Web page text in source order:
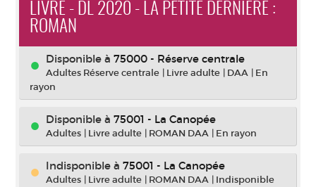
LIVRE - DL 2020 - LA PETITE DERNIÈRE :
ROMAN
Disponible à 75000 - Réserve centrale
Adultes Réserve centrale | Livre adulte | DAA | En
rayon
Disponible à 75001 - La Canopée
Adultes | Livre adulte | ROMAN DAA | En rayon
Indisponible à 75001 - La Canopée
Adultes | Livre adulte | ROMAN DAA | Indisponible